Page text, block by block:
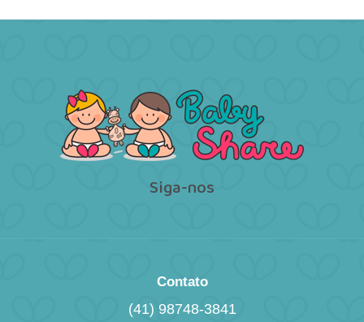
Siga-nos
Contato
(41) 98748-3841